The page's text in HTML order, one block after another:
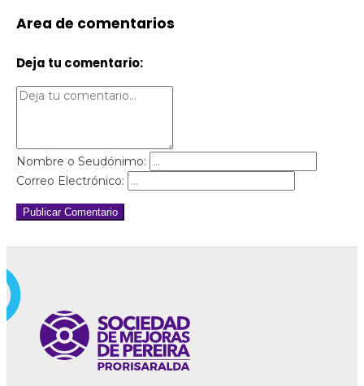
Area de comentarios
Deja tu comentario:
Nombre o Seudónimo:
Correo Electrónico:
Publicar Comentario